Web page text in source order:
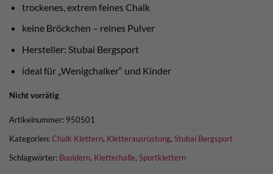
trockenes, extrem feines Chalk
keine Bröckchen – reines Pulver
Hersteller: Stubai Bergsport
ideal für „Wenigchalker“ und Kinder
Nicht vorrätig
Artikelnummer: 950501
Kategorien:Chalk Klettern, Kletterausrüstung, Stubai Bergsport
Schlagwörter: Bouldern, Kletterhalle, Sportklettern